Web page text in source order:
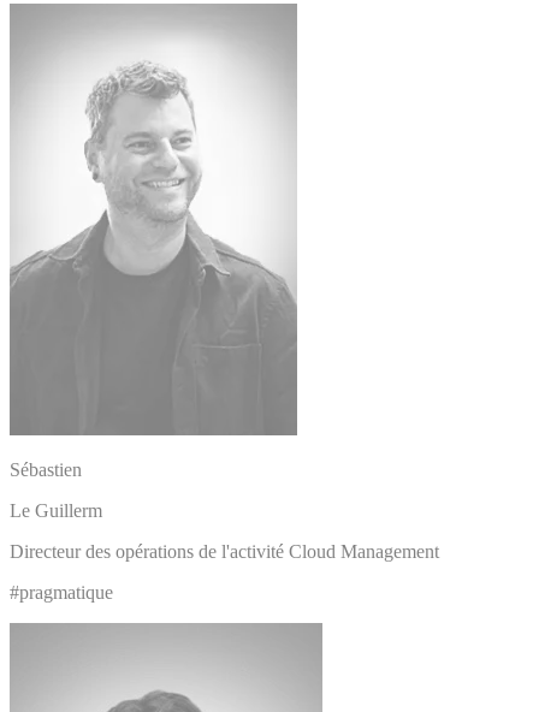
Sébastien
Le Guillerm
Directeur des opérations de l'activité Cloud Management
#pragmatique